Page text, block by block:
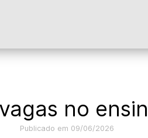
no
Publicado em 09/06/2026